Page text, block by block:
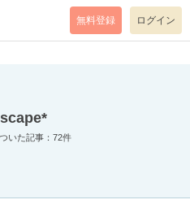
mode=return level=notice
無料登録 ログイン
いた記事：72件